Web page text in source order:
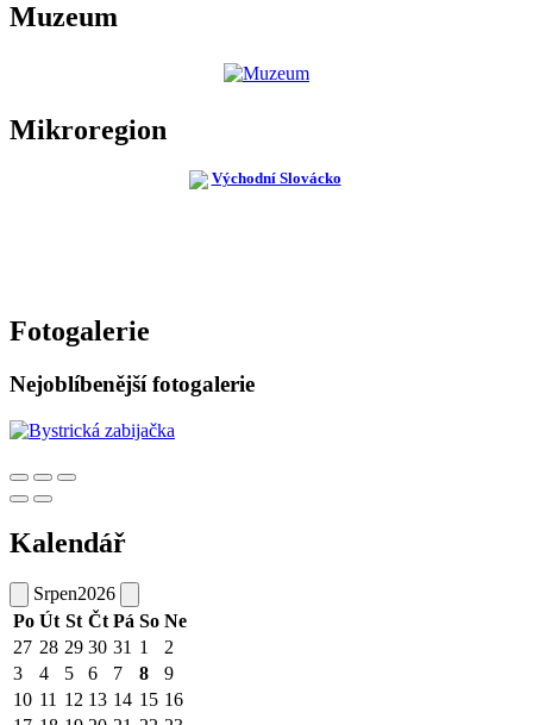
Muzeum
Mikroregion
Fotogalerie
Nejoblíbenější fotogalerie
Kalendář
Srpen2026
Po Út St Čt Pá So Ne
27 28 29 30 31 1
2
3
4 5 6 7 8
9
10 11 12 13 14 15 16